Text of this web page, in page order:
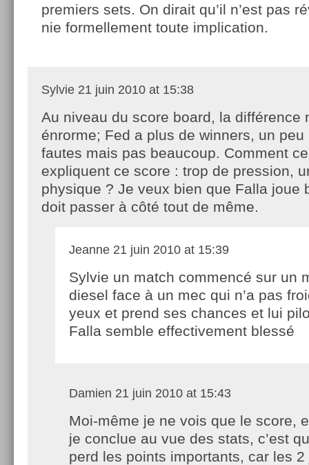
premiers sets. On dirait qu’il n’est pas
nie formellement toute implication.
Sylvie 21 juin 2010 at 15:38
Au niveau du score board, la différence
énrorme; Fed a plus de winners, un peu
fautes mais pas beaucoup. Comment
expliquent ce score : trop de pression,
physique ? Je veux bien que Falla joue
doit passer à côté tout de même.
Jeanne 21 juin 2010 at 15:39
Sylvie un match commencé sur un
diesel face à un mec qui n’a pas
yeux et prend ses chances et lui
Falla semble effectivement blessé
Damien 21 juin 2010 at 15:43
Moi-même je ne vois que le score,
je conclue au vue des stats, c’est
perd les points importants, car les